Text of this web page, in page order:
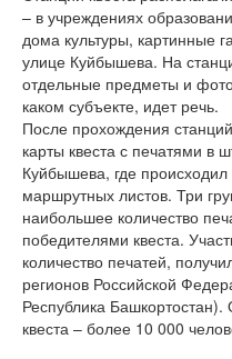
– в учреждениях
дома культуры, картинные
улице Куйбышева. На
отдельные предметы и
каком субъекте, идет речь.
После прохождения
карты квеста с печатями в
Куйбышева, где происходил
маршрутных листов. Три
наибольшее количество
победителями квеста.
количество печатей,
регионов Российской
Республика
квеста – более 10 000